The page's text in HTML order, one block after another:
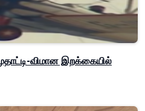
விமான இறக்கையில்